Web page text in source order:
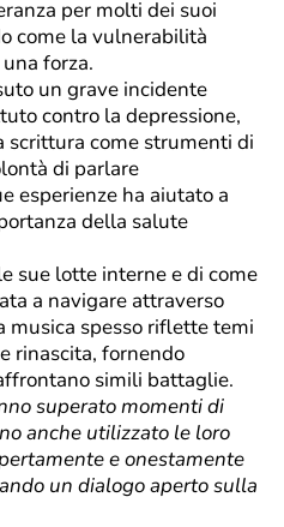
per molti dei suoi
come la vulnerabilità
forza.
un grave incidente
contro la depressione,
scrittura come strumenti di
di parlare
esperienze ha aiutato a
della salute
sue lotte interne e di come
a navigare attraverso
musica spesso riflette temi
rinascita, fornendo
simili battaglie.
superato momenti di
anche utilizzato le loro
e onestamente
un dialogo aperto sulla